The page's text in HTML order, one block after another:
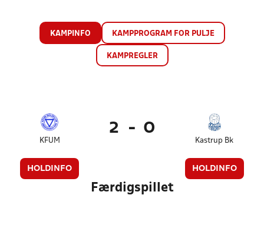
KAMPINFO KAMPPROGRAM FOR PULJE
KAMPREGLER
KFUM
HOLDINFO
2 - 0
Kastrup Bk
HOLDINFO
Færdigspillet